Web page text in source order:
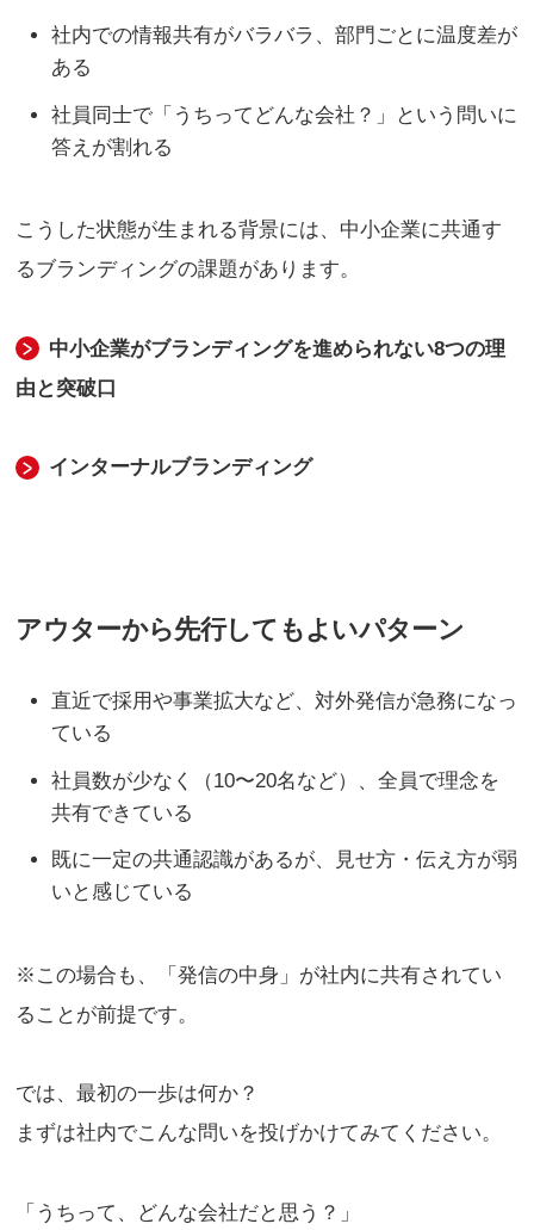
社内での情報共有がバラバラ、部門ごとに温度差が
ある
社員同士で「うちってどんな会社？」という問いに
答えが割れる
こうした状態が生まれる背景には、中小企業に共通す
るブランディングの課題があります。
中小企業がブランディングを進められない8つの理
由と突破口
インターナルブランディング
アウターから先行してもよいパターン
直近で採用や事業拡大など、対外発信が急務になっ
ている
社員数が少なく（10〜20名など）、全員で理念を
共有できている
既に一定の共通認識があるが、見せ方・伝え方が弱
いと感じている
※この場合も、「発信の中身」が社内に共有されてい
ることが前提です。
では、最初の一歩は何か？
まずは社内でこんな問いを投げかけてみてください。
「うちって、どんな会社だと思う？」